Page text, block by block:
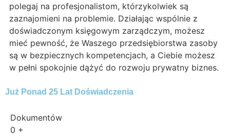
polegaj na profesjonalistom, którzykolwiek są
zaznajomieni na problemie. Działając wspólnie z
doświadczonym księgowym zarządczym, możesz
mieć pewność, że Waszego przedsiębiorstwa zasoby
są w bezpiecznych kompetencjach, a Ciebie możesz
w pełni spokojnie dążyć do rozwoju prywatny biznes.
Już Ponad 25 Lat Doświadczenia
Dokumentów
0 +